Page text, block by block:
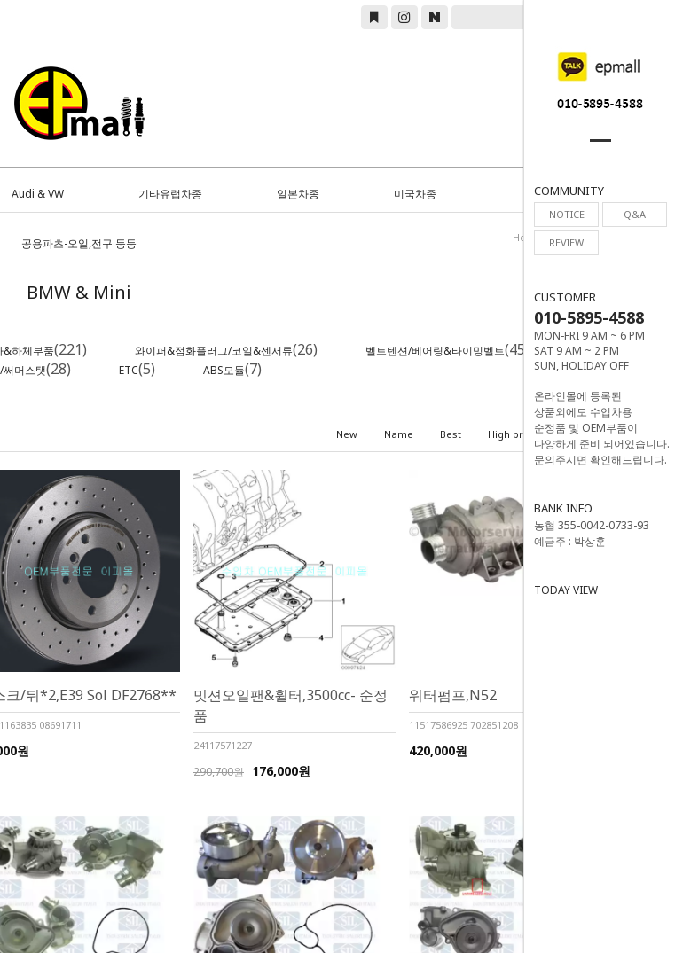
COMMUNITY
NOTICE Q&A
REVIEW
CUSTOMER
010-5895-4588
MON-FRI 9 AM ~ 6 PM
SAT 9 AM ~ 2 PM
SUN, HOLIDAY OFF
온라인몰에 등록된
상품외에도 수입차용
순정품 및 OEM부품이
다양하게 준비 되어있습니다.
문의주시면 확인해드립니다.
BANK INFO
농협 355-0042-0733-93
예금주 : 박상훈
TODAY VIEW
Audi & VW 기타유럽차종 일본차종 미국차종
공용파츠-오일,전구 등등
0
Home >BMW & Mini
BMW & Mini
&하체부품(221) 와이퍼&점화플러그/코일&센서류(26) 벨트텐션/베어링&타이밍벨트(45)
머스탯(28) ETC(5) ABS모듈(7)
New Name Best High price Low price
크/뒤*2,E39 Sol DF2768**
08691711
원
밋션오일팬&휠터,3500cc- 순정
품
24117571227
290,700원 176,000원
워터펌프,N52
11517586925 702851208
420,000원